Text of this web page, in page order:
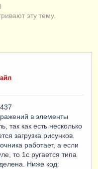
эту тему.
в элементы
так как есть несколько
загрузка рисунков.
работает, а если
то 1с ругается типа
Ниже код: